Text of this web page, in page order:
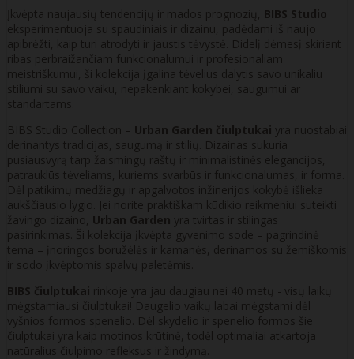
Įkvėpta naujausių tendencijų ir mados prognozių, BIBS Studio
eksperimentuoja su spaudiniais ir dizainu, padėdami iš naujo
apibrėžti, kaip turi atrodyti ir jaustis tėvystė. Didelį dėmesį skiriant
ribas perbraižančiam funkcionalumui ir profesionaliam
meistriškumui, ši kolekcija įgalina tėvelius dalytis savo unikaliu
stiliumi su savo vaiku, nepakenkiant kokybei, saugumui ar
standartams.
BIBS Studio Collection – Urban Garden čiulptukai yra nuostabiai
derinantys tradicijas, saugumą ir stilių. Dizainas sukuria
pusiausvyrą tarp žaismingų raštų ir minimalistinės elegancijos,
patrauklūs tėveliams, kuriems svarbūs ir funkcionalumas, ir forma.
Dėl patikimų medžiagų ir apgalvotos inžinerijos kokybė išlieka
aukščiausio lygio. Jei norite praktiškam kūdikio reikmeniui suteikti
žavingo dizaino, Urban Garden yra tvirtas ir stilingas
pasirinkimas. Ši kolekcija įkvėpta gyvenimo sode – pagrindinė
tema – įnoringos boružėlės ir kamanės, derinamos su žemiškomis
ir sodo įkvėptomis spalvų paletėmis.
BIBS čiulptukai rinkoje yra jau daugiau nei 40 metų - visų laikų
mėgstamiausi čiulptukai! Daugelio vaikų labai mėgstami dėl
vyšnios formos spenelio. Dėl skydelio ir spenelio formos šie
čiulptukai yra kaip motinos krūtinė, todėl optimaliai atkartoja
natūralius čiulpimo refleksus ir žindymą.